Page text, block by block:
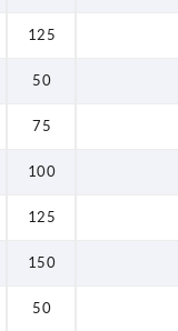
125
50
75
100
125
150
50